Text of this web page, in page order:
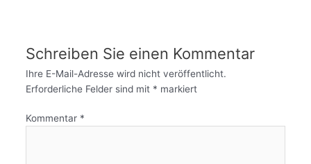
Schreiben Sie einen Kommentar
Ihre E-Mail-Adresse wird nicht veröffentlicht.
Erforderliche Felder sind mit * markiert
Kommentar *